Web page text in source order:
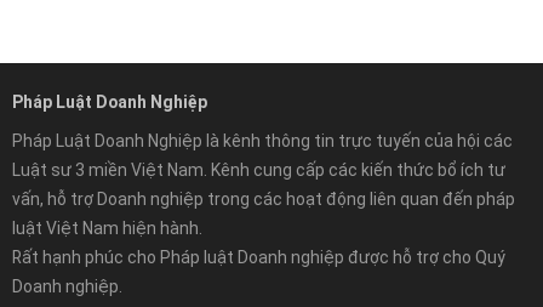
Pháp Luật Doanh Nghiệp
Pháp Luật Doanh Nghiệp là kênh thông tin trực tuyến của hội các
Luật sư 3 miền Việt Nam. Kênh cung cấp các kiến thức bổ ích tư
vấn, hỗ trợ Doanh nghiệp trong các hoạt động liên quan đến pháp
luật Việt Nam hiện hành.
Rất hạnh phúc cho Pháp luật Doanh nghiệp được hỗ trợ cho Quý
Doanh nghiệp.